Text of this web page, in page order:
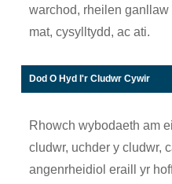
warchod, rheilen
mat, cysylltydd, ac ati.
Dod O Hyd I'r Cludwr Cywir
Rhowch wybodaeth am
cludwr, uchder y cludwr,
angenrheidiol eraill yr